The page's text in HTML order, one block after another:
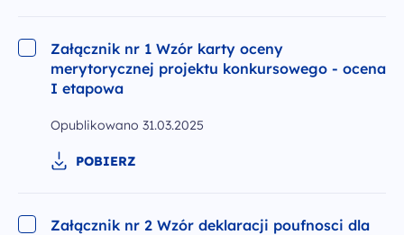
Załącznik nr 1 Wzór karty oceny
merytorycznej projektu konkursowego - ocena
I etapowa
Opublikowano 31.03.2025
POBIERZ
Załącznik nr 2 Wzór deklaracji poufnosci dla